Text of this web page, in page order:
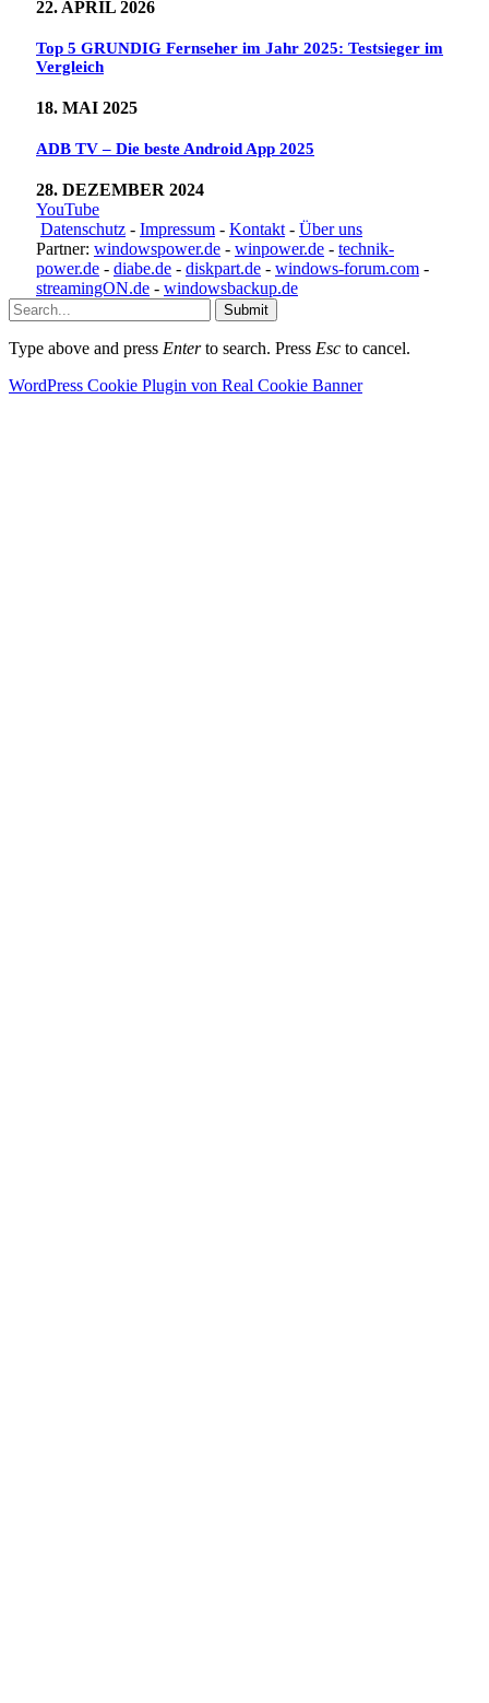
22. APRIL 2026
Top 5 GRUNDIG Fernseher im Jahr 2025: Testsieger im
Vergleich
18. MAI 2025
ADB TV – Die beste Android App 2025
28. DEZEMBER 2024
YouTube
Datenschutz - Impressum - Kontakt - Über uns
Partner: windowspower.de - winpower.de - technik-
power.de - diabe.de - diskpart.de - windows-forum.com -
streamingON.de - windowsbackup.de
Submit
Type above and press Enterto search. Press Esc to cancel.
WordPress Cookie Plugin von Real Cookie Banner